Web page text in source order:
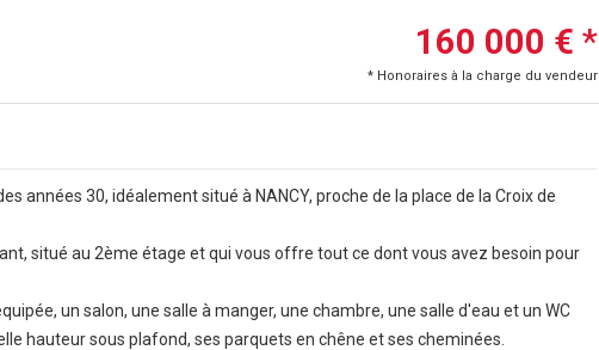
160 000 € *
* Honoraires à la charge du vendeur
années 30, idéalement situé à NANCY, proche de la place de la Croix de
situé au 2ème étage et qui vous offre tout ce dont vous avez besoin pour
un salon, une salle à manger, une chambre, une salle d'eau et un WC
hauteur sous plafond, ses parquets en chêne et ses cheminées.